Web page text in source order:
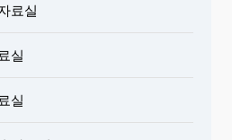
(한
자 )
료실
실
실